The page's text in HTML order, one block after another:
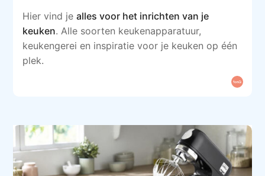
Hier vind jealles voor het inrichten van je
keuken. Alle soorten keukenapparatuur,
keukengerei en inspiratie voor je keuken op één
plek.